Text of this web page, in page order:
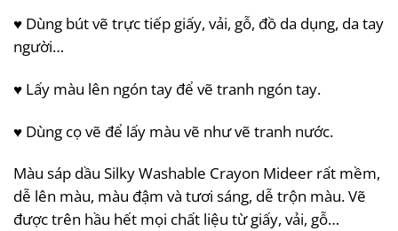
♥️ Dùng bút vẽ trực tiếp giấy, vải, gỗ, đồ da dụng, da tay
người…
♥️ Lấy màu lên ngón tay để vẽ tranh ngón tay.
♥️ Dùng cọ vẽ để lấy màu vẽ như vẽ tranh nước.
Màu sáp dầu Silky Washable Crayon Mideer rất mềm,
dễ lên màu, màu đậm và tươi sáng, dễ trộn màu. Vẽ
được trên hầu hết mọi chất liệu từ giấy, vải, gỗ…